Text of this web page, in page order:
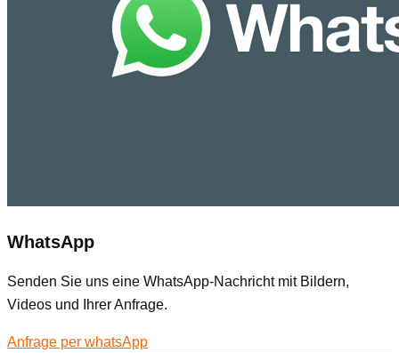
WhatsApp
Senden Sie uns eine WhatsApp-Nachricht mit Bildern,
Videos und Ihrer Anfrage.
Anfrage per whatsApp